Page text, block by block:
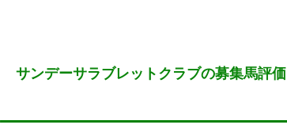
サンデーサラブレットクラブの募集馬評価